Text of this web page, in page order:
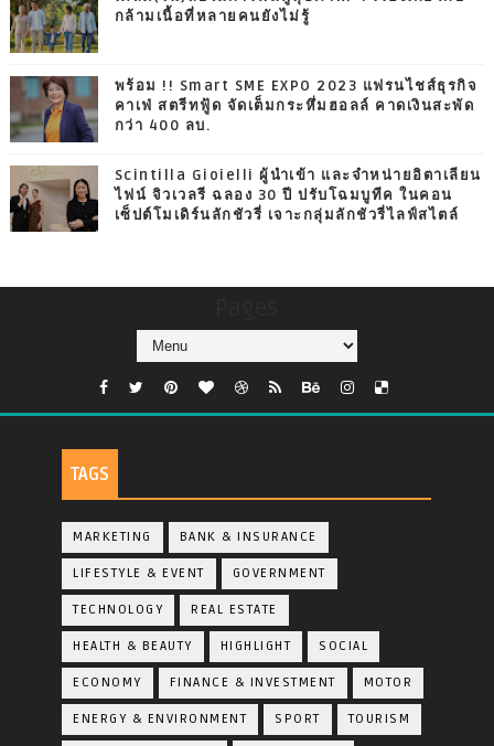
กล้ามเนื้อที่หลายคนยังไม่รู้
พร้อม !! Smart SME EXPO 2023 แฟรนไชส์ธุรกิจ
คาเฟ่ สตรีทฟู้ด จัดเต็มกระหึ่มฮอลล์ คาดเงินสะพัด
กว่า 400 ลบ.
Scintilla Gioielli ผู้นำเข้า และจำหน่ายอิตาเลียน
ไฟน์ จิวเวลรี ฉลอง 30 ปี ปรับโฉมบูทีค ในคอน
เซ็ปต์โมเดิร์นลักชัวรี่ เจาะกลุ่มลักชัวรี่ไลฟ์สไตล์
TAGS
MARKETING BANK & INSURANCE
LIFESTYLE & EVENT GOVERNMENT
TECHNOLOGY REAL ESTATE
HEALTH & BEAUTY HIGHLIGHT SOCIAL
ECONOMY FINANCE & INVESTMENT MOTOR
ENERGY & ENVIRONMENT SPORT TOURISM